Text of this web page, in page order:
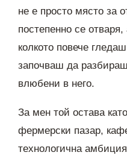
не е просто място за
постепенно се
колкото повече
започваш да
влюбени в него.
За мен той остава
фермерски пазар,
технологична